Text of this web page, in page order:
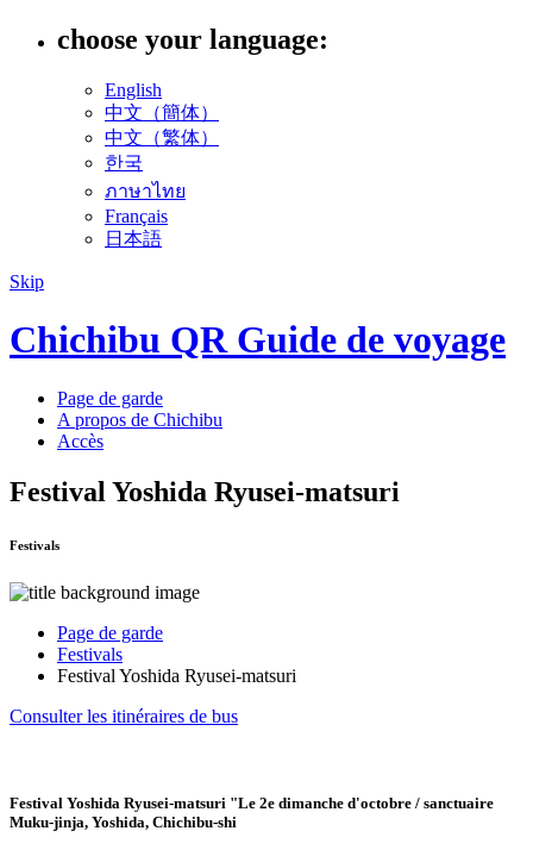
choose your language:
English
中文（簡体）
中文（繁体）
한국
ภาษาไทย
Français
日本語
Skip
Chichibu QR Guide de voyage
Page de garde
A propos de Chichibu
Accès
Festival Yoshida Ryusei-matsuri
Festivals
Page de garde
Festivals
Festival Yoshida Ryusei-matsuri
Consulter les itinéraires de bus
Festival Yoshida Ryusei-matsuri "Le 2e dimanche d'octobre / sanctuaire
Muku-jinja, Yoshida, Chichibu-shi